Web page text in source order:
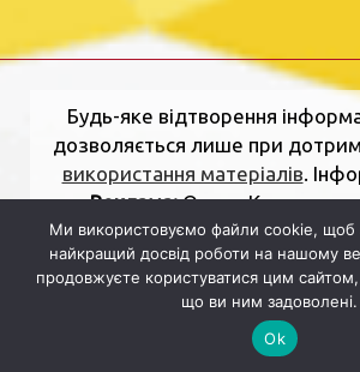
Будь-яке відтворення
дозволяється лише при
використання матеріалів.
нас.Реклама:Олена Копиця,
34
редакції:вулиця Шкільна, 2,
область, 33000.
dolj.ogo@gmail.com
Ми використовуємо файли cookie, щоб
найкращий досвід роботи на нашому
продовжуєте користуватися цим
що ви ним задоволені.
Ok